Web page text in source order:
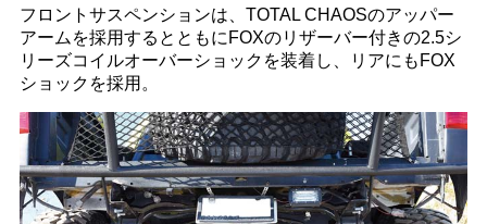
フロントサスペンションは、TOTAL CHAOSのアッパー
アームを採用するとともにFOXのリザーバー付きの2.5シ
リーズコイルオーバーショックを装着し、リアにもFOX
ショックを採用。